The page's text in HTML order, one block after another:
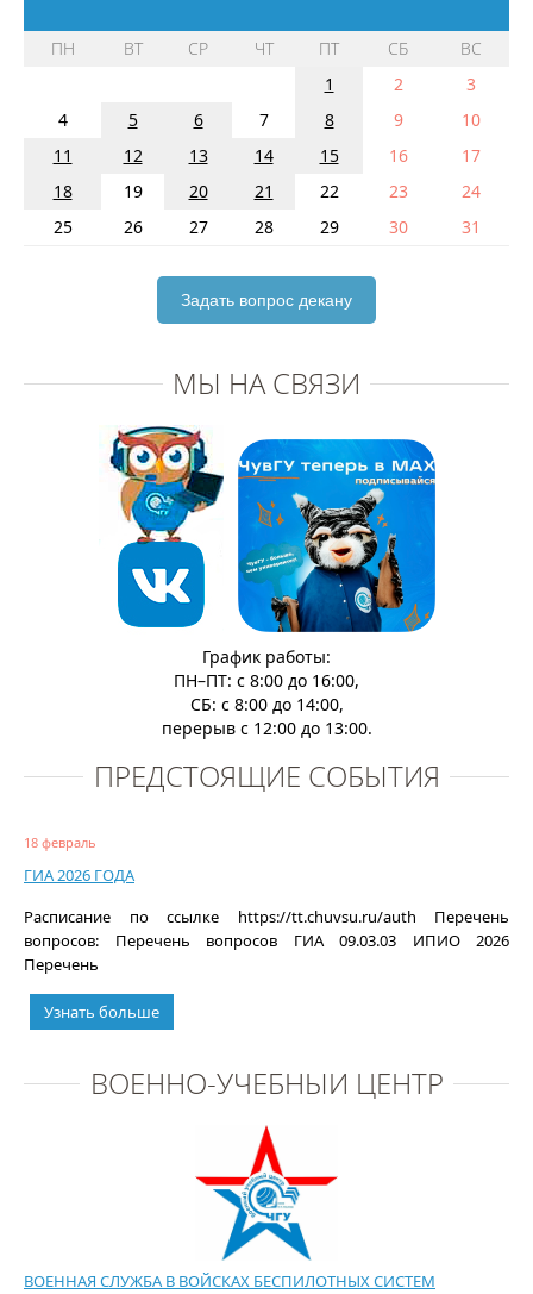
ПН ВТ СР ЧТ ПТ СБ
ВС
1
2
3
4
5 6 7 8 9
10
11
12 13 14 15 16
17
18
19 20 21 22 23
24
25
26 27 28 29 30 31
Задать вопрос декану
МЫ НА СВЯЗИ
График работы:
ПН–ПТ: с 8:00 до 16:00,
СБ: с 8:00 до 14:00,
перерыв с 12:00 до 13:00.
ПРЕДСТОЯЩИЕ СОБЫТИЯ
18 февраль
ГИА 2026 ГОДА
Расписание по ссылке https://tt.chuvsu.ru/auth Перечень
вопросов: Перечень вопросов ГИА 09.03.03 ИПИО 2026
Перечень
Узнать больше
ВОЕННО-УЧЕБНЫЙ ЦЕНТР
ВОЕННАЯ СЛУЖБА В ВОЙСКАХ БЕСПИЛОТНЫХ СИСТЕМ